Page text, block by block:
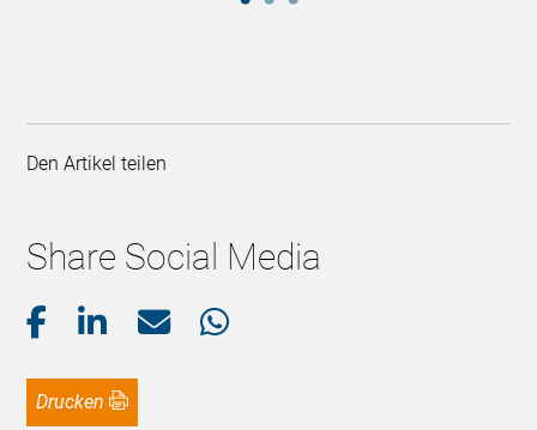
Den Artikel teilen
Share Social Media
Drucken